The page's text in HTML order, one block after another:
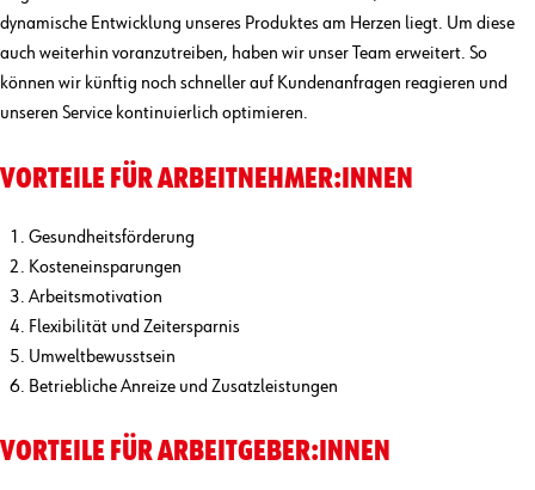
dynamische Entwicklung unseres Produktes am Herzen liegt. Um diese
auch weiterhin voranzutreiben, haben wir unser Team erweitert. So
können wir künftig noch schneller auf Kundenanfragen reagieren und
unseren Service kontinuierlich optimieren.
VORTEILE FÜR ARBEITNEHMER:INNEN
Gesundheitsförderung
Kosteneinsparungen
Arbeitsmotivation
Flexibilität und Zeitersparnis
Umweltbewusstsein
Betriebliche Anreize und Zusatzleistungen
VORTEILE FÜR ARBEITGEBER:INNEN